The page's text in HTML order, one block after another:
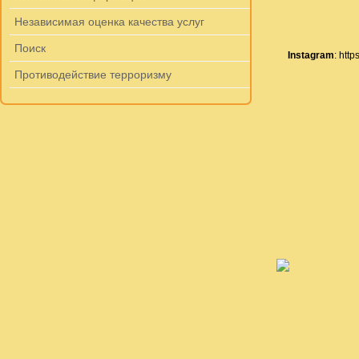
Независимая оценка качества услуг
Поиск
Противодействие терроризму
Instagram: